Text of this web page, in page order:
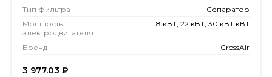
Тип фильтра
Сепаратор
Мощность
электродвигателя
18 кВТ, 22 кВТ, 30 кВТ кВТ
Бренд CrossAir
3 977.03 ₽